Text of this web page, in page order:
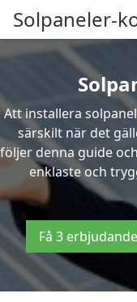
Solpaneler-
Att installera
särskilt när det
följer denna guide
enklaste och
Få 3